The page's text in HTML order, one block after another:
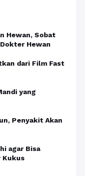
Hewan, Sobat
Hewan
dari Film Fast
yang
Penyakit Akan
agar Bisa
Kukus